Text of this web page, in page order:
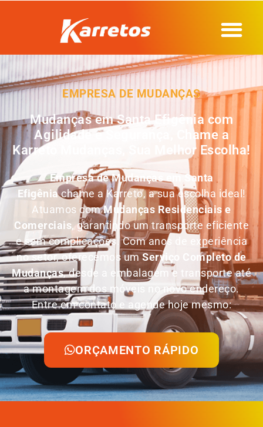
EMPRESA DE MUDANÇAS
Mudanças em Santa Efigênia com
Agilidade e Segurança, Chame a
Karreto Mudanças, Sua Melhor Escolha!
Empresa de Mudanças emSanta
Efigêniachame a Karreto, a sua escolha ideal!
Atuamos comMudanças Residenciais e
Comerciais, garantindo um transporte eficiente
e sem complicações. Com anos de experiência
no setor, oferecemos umServiço Completo de
Mudanças, desde a embalagem e transporte até
a montagem dos móveis no novo endereço.
Entre em contato e agende hoje mesmo:
ORÇAMENTO RÁPIDO